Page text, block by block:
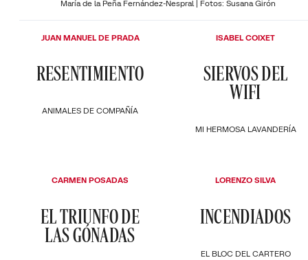
María de la Peña Fernández-Nespral | Fotos: Susana Girón
ANIMALES DE COMPAÑÍA
RESENTIMIENTO
JUAN MANUEL DE PRADA
MI HERMOSA LAVANDERÍA
SIERVOS DEL
WIFI
ISABEL COIXET
EL TRIUNFO DE
LAS GÓNADAS
CARMEN POSADAS
EL BLOC DEL CARTERO
INCENDIADOS
LORENZO SILVA